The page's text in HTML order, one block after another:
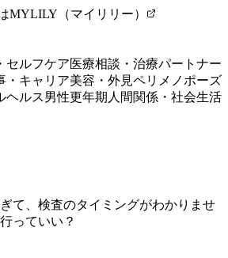
MYLILY（マイリリー）
セルフケア医療相談・治療パートナー
・キャリア美容・外見ペリメノポーズ
ヘルス男性更年期 人間関係・社会生活
て、検査のタイミングがわかりませ
っていい？